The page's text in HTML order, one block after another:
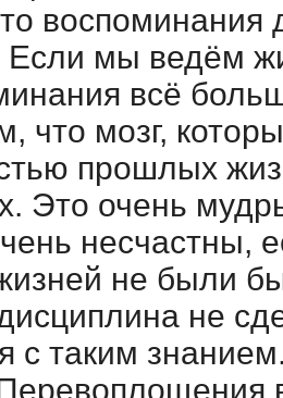
Если мы ведём
всё
что мозг,
прошлых
Это очень
несчастны,
не были
не
с таким